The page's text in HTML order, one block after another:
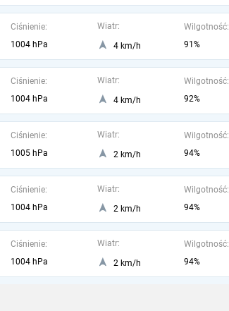
Ciśnienie:
1004 hPa
Wiatr:
4 km/h
Wilgotność:
91%
Ciśnienie:
1004 hPa
Wiatr:
4 km/h
Wilgotność:
92%
Ciśnienie:
1005 hPa
Wiatr:
2 km/h
Wilgotność:
94%
Ciśnienie:
1004 hPa
Wiatr:
2 km/h
Wilgotność:
94%
Ciśnienie:
1004 hPa
Wiatr:
2 km/h
Wilgotność:
94%